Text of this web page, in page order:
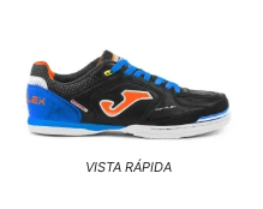
VISTA RÁPIDA